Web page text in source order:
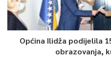
Općina Ilidža podijelila
obrazovanja,